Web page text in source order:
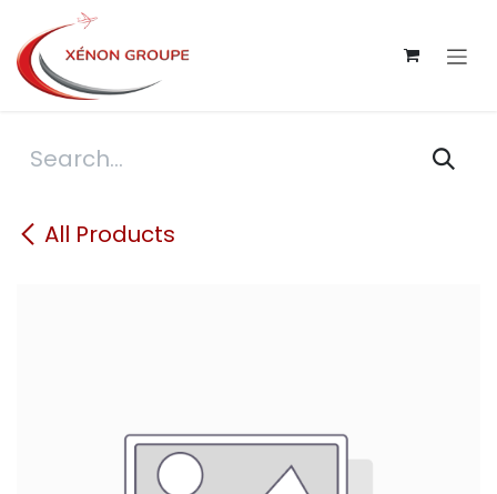
Skip to Content
All Products